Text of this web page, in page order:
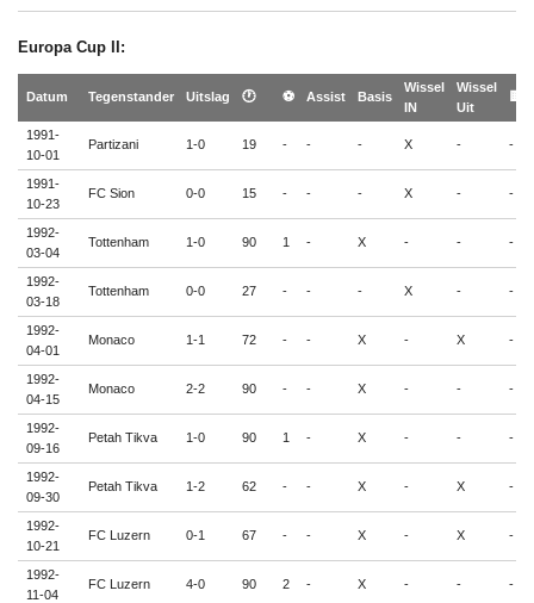
Europa Cup II:
Datum Tegenstander Uitslag 🕐 ⚽ Assist Basis
Wissel
IN
Wissel
Uit
🟨
1991-
10-01
Partizani 1-0 19 - - - X - -
1991-
10-23
FC Sion 0-0 15 - - - X - -
1992-
03-04
Tottenham 1-0 90 1 - X - - -
1992-
03-18
Tottenham 0-0 27 - - - X - -
1992-
04-01
Monaco 1-1 72 - - X - X -
1992-
04-15
Monaco 2-2 90 - - X - - -
1992-
09-16
Petah Tikva 1-0 90 1 - X - - -
1992-
09-30
Petah Tikva 1-2 62 - - X - X -
1992-
10-21
FC Luzern 0-1 67 - - X - X -
1992-
11-04
FC Luzern 4-0 90 2 - X - - -